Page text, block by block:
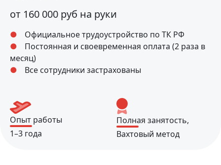
от 160 000 руб на руки
Официальное трудоустройство по ТК РФ
Постоянная и своевременная оплата (2 раза в
месяц)
Все сотрудники застрахованы
Опыт работы
1–3 года
Полная занятость,
Вахтовый метод